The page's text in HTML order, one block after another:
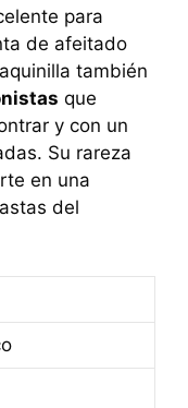
para
de afeitado
también
que
y con un
Su rareza
en una
del